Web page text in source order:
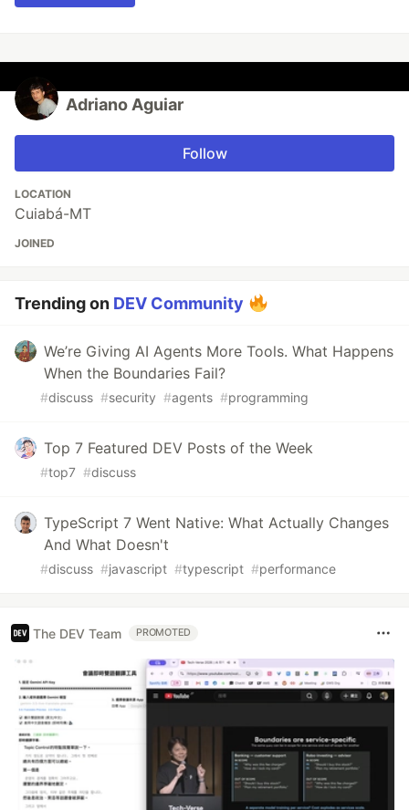
Adriano Aguiar
Follow
LOCATION
Cuiabá-MT
JOINED
Trending on DEV Community
We’re Giving AI Agents More Tools. What Happens
When the Boundaries Fail?
#discuss #security #agents #programming
Top 7 Featured DEV Posts of the Week
#top7 #discuss
TypeScript 7 Went Native: What Actually Changes
And What Doesn't
#discuss #javascript #typescript #performance
The DEV Team PROMOTED